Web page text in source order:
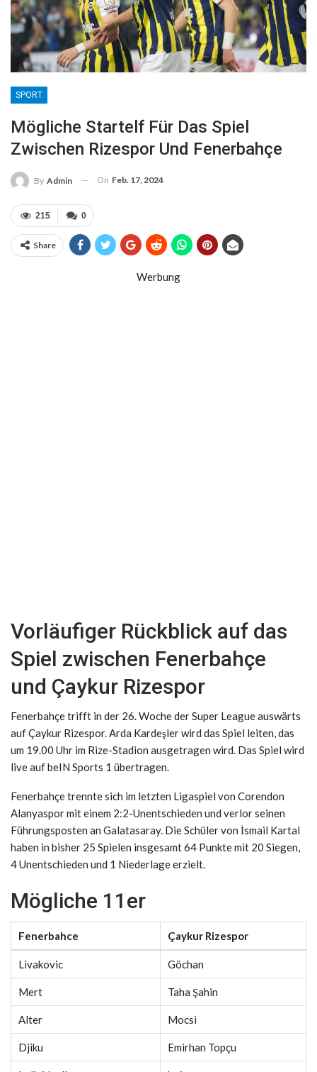
SPORT
Mögliche Startelf Für Das Spiel
Zwischen Rizespor Und Fenerbahçe
By Admin On Feb. 17, 2024
0
215
Share
Werbung
Vorläufiger Rückblick auf das
Spiel zwischen Fenerbahçe
und Çaykur Rizespor
Fenerbahçe trifft in der 26. Woche der Super League auswärts
auf Çaykur Rizespor. Arda Kardeşler wird das Spiel leiten, das
um 19.00 Uhr im Rize-Stadion ausgetragen wird. Das Spiel wird
live auf beIN Sports 1 übertragen.
Fenerbahçe trennte sich im letzten Ligaspiel von Corendon
Alanyaspor mit einem 2:2-Unentschieden und verlor seinen
Führungsposten an Galatasaray. Die Schüler von İsmail Kartal
haben in bisher 25 Spielen insgesamt 64 Punkte mit 20 Siegen,
4 Unentschieden und 1 Niederlage erzielt.
Mögliche 11er
Fenerbahce Çaykur Rizespor
Livakovic Göchan
Mert Taha Şahin
Alter Mocsi
Djiku Emirhan Topçu